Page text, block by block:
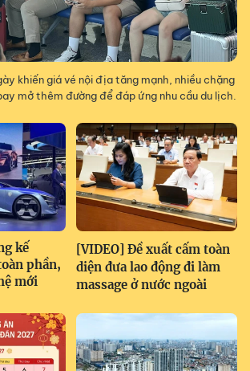
khiến giá vé nội địa tăng mạnh, nhiều chặng
mở thêm đường để đáp ứng nhu cầu du lịch.
kế
phần,
mới
[VIDEO] Đề xuất cấm toàn
diện đưa lao động đi làm
massage ở nước ngoài